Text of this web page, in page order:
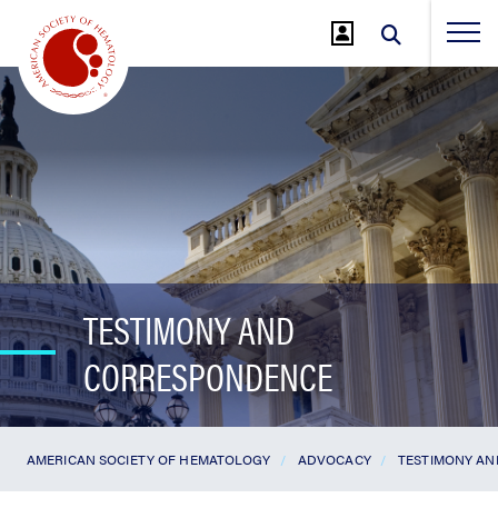
Main
Content
TESTIMONY AND
CORRESPONDENCE
AMERICAN SOCIETY OF HEMATOLOGY ADVOCACY TESTIMONY